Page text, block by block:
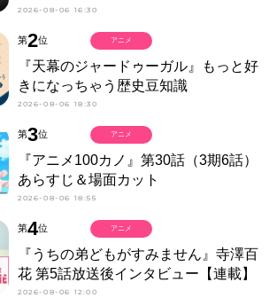
2026-08-06 16:30
第2位
『天幕のジャードゥーガル』もっと好
きになっちゃう歴史豆知識
2026-08-06 18:30
アニメ
第3位
『アニメ100カノ』第30話（3期6話）
あらすじ＆場面カット
2026-08-06 18:55
アニメ
第4位
『うちの弟どもがすみません』寺澤百
花 第5話放送後インタビュー【連載】
2026-08-06 12:00
アニメ